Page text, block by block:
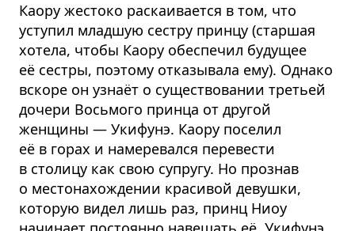
Каору жестоко раскаивается в том, что
уступил младшую сестру принцу (старшая
хотела, чтобы Каору обеспечил будущее
её сестры, поэтому отказывала ему). Однако
вскоре он узнаёт о существовании третьей
дочери Восьмого принца от другой
женщины — Укифунэ. Каору поселил
её в горах и намеревался перевести
в столицу как свою супругу. Но прознав
о местона­хождении красивой девушки,
которую видел лишь раз, принц Ниоу